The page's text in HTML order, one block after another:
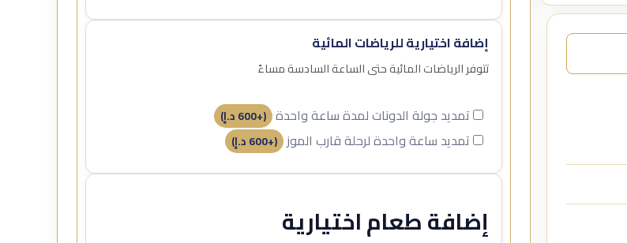
إضافة اختيارية للرياضات المائية
تتوفر الرياضات المائية حتى الساعة السادسة مساءً
تمديد جولة الدونات لمدة ساعة واحدة (+
600د.إ)
تمديد ساعة واحدة لرحلة قارب الموز (+
600د.إ)
إضافة طعام اختيارية